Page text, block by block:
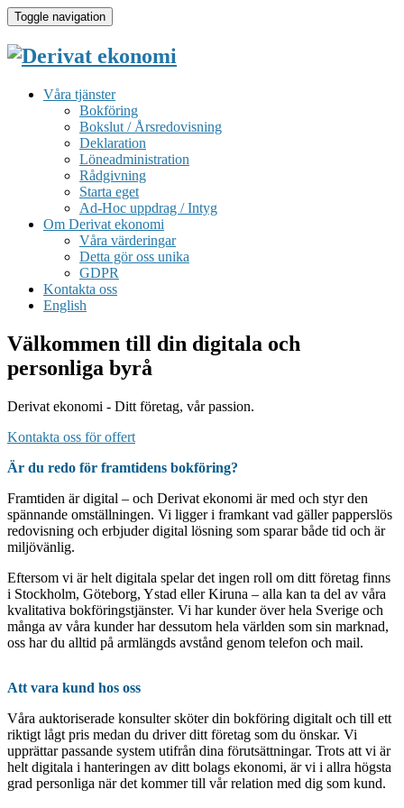
Toggle navigation
Våra tjänster
Bokföring
Bokslut / Årsredovisning
Deklaration
Löneadministration
Rådgivning
Starta eget
Ad-Hoc uppdrag / Intyg
Om Derivat ekonomi
Våra värderingar
Detta gör oss unika
GDPR
Kontakta oss
English
Välkommen till din digitala och
personliga byrå
Derivat ekonomi - Ditt företag, vår passion.
Kontakta oss för offert
Är du redo för framtidens bokföring?
Framtiden är digital – och Derivat ekonomi är med och styr den
spännande omställningen. Vi ligger i framkant vad gäller papperslös
redovisning och erbjuder digital lösning som sparar både tid och är
miljövänlig.
Eftersom vi är helt digitala spelar det ingen roll om ditt företag finns
i Stockholm, Göteborg, Ystad eller Kiruna – alla kan ta del av våra
kvalitativa bokföringstjänster. Vi har kunder över hela Sverige och
många av våra kunder har dessutom hela världen som sin marknad,
oss har du alltid på armlängds avstånd genom telefon och mail.
Att vara kund hos oss
Våra auktoriserade konsulter sköter din bokföring digitalt och till ett
riktigt lågt pris medan du driver ditt företag som du önskar. Vi
upprättar passande system utifrån dina förutsättningar. Trots att vi är
helt digitala i hanteringen av ditt bolags ekonomi, är vi i allra högsta
grad personliga när det kommer till vår relation med dig som kund.